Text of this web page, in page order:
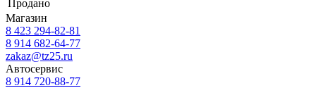
Продано
Магазин
8 423 294-82-81
8 914 682-64-77
zakaz@tz25.ru
Автосервис
8 914 720-88-77